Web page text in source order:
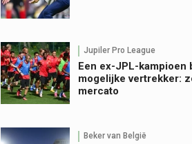
Jupiler Pro League
Een ex-JPL-kampioen
mogelijke vertrekker:
mercato
Beker van België